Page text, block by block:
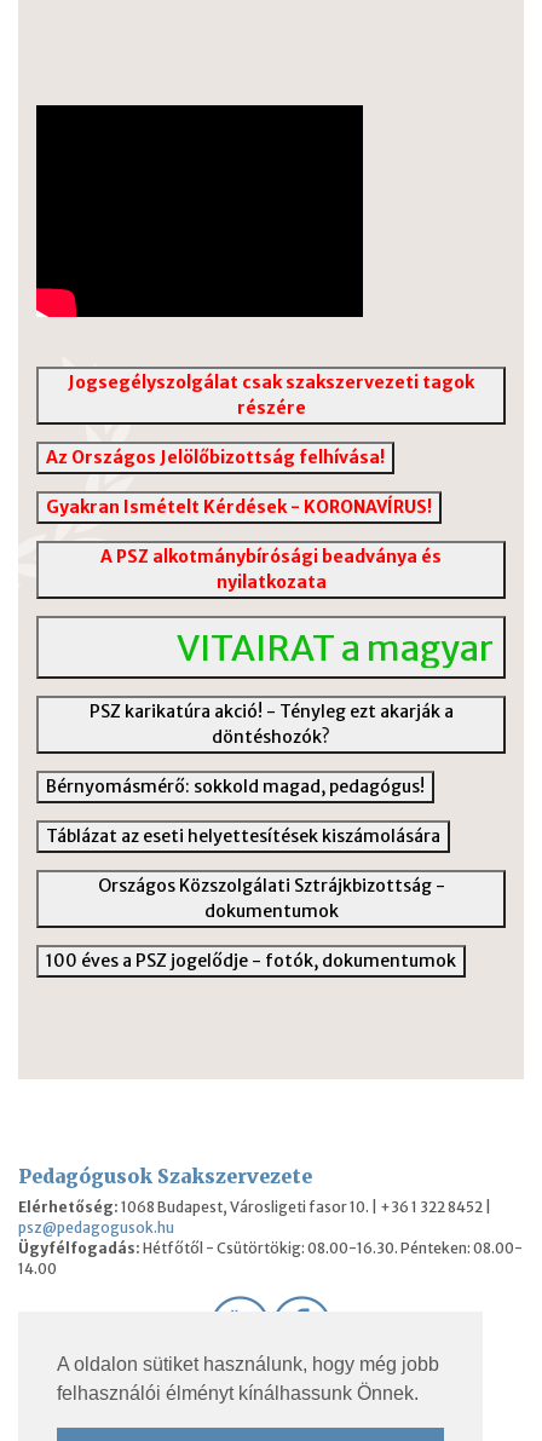
A oldalon sütiket használunk, hogy még jobb
felhasználói élményt kínálhassunk Önnek.
Jogsegélyszolgálat csak szakszervezeti tagok
részére
Az Országos Jelölőbizottság felhívása!
Gyakran Ismételt Kérdések - KORONAVÍRUS!
A PSZ alkotmánybírósági beadványa és
nyilatkozata
VITAIRAT a magyar
PSZ karikatúra akció! - Tényleg ezt akarják a
döntéshozók?
Bérnyomásmérő: sokkold magad, pedagógus!
Táblázat az eseti helyettesítések kiszámolására
Országos Közszolgálati Sztrájkbizottság -
dokumentumok
100 éves a PSZ jogelődje - fotók, dokumentumok
Pedagógusok Szakszervezete
Elérhetőség: 1068 Budapest, Városligeti fasor 10. | +36 1 322 8452 |
psz@pedagogusok.hu
Ügyfélfogadás: Hétfőtől - Csütörtökig: 08.00-16.30. Pénteken: 08.00-
14.00
© 2026 Pedagógusok Szakszervezete. Minden jog
fenntartva.